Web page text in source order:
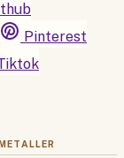
Pinterest